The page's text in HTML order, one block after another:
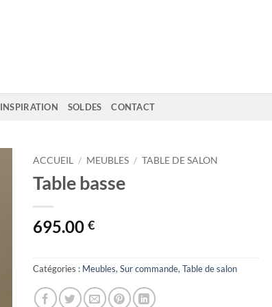
INSPIRATION SOLDES CONTACT
ACCUEIL / MEUBLES / TABLE DE SALON
Table basse
695.00 €
Catégories : Meubles, Sur commande, Table de salon